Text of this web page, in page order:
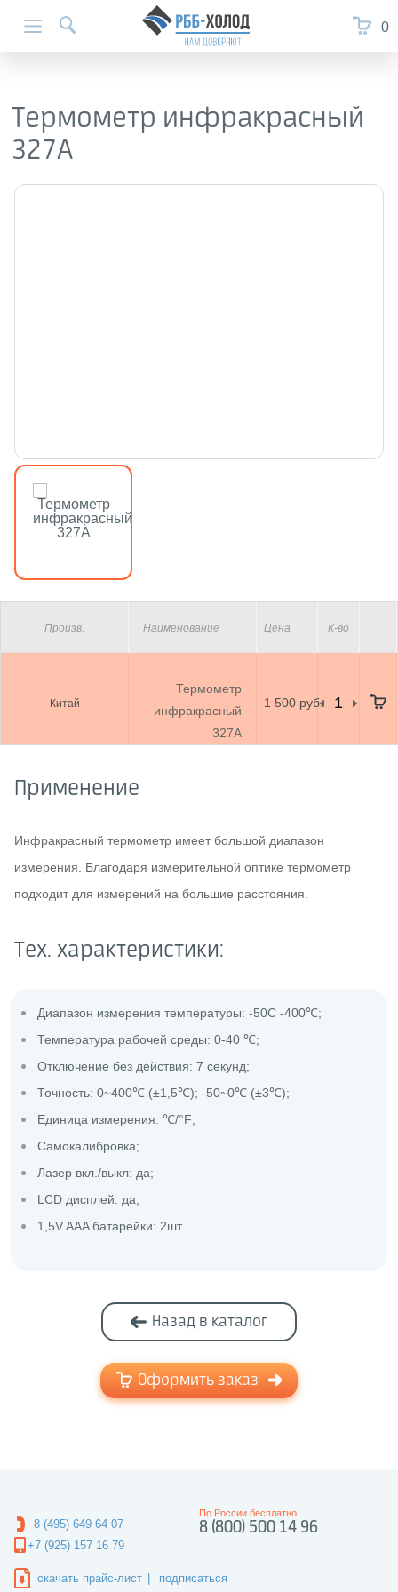
0
Термометр инфракрасный
327А
Произв. Наименование Цена К-во
Китай
Термометр
инфракрасный
327А
1 500 руб.
Применение
Инфракрасный термометр имеет большой диапазон
измерения. Благодаря измерительной оптике термометр
подходит для измерений на большие расстояния.
Тех. характеристики:
Диапазон измерения температуры: -50С -400℃;
Температура рабочей среды: 0-40 ℃;
Отключение без действия: 7 секунд;
Точность: 0~400℃ (±1,5℃); -50~0℃ (±3℃);
Единица измерения: ℃/°F;
Cамокалибровка;
Лазер вкл./выкл: да;
LCD дисплей: да;
1,5V AAA батарейки: 2шт
Назад в каталог
Оформить заказ
8 (495) 649 64 07
+7 (925) 157 16 79
8 (800) 500 14 96
По России бесплатно!
скачать прайс-лист подписаться